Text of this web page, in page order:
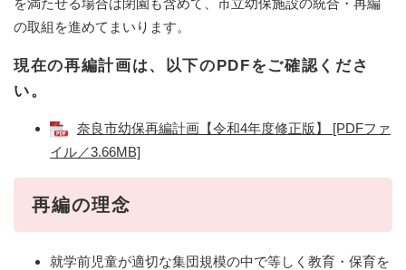
の取組を進めてまいります。
現在の再編計画は、以下のPDFをご確認くださ
い。
奈良市幼保再編計画【令和4年度修正版】 [PDFファ
イル／3.66MB]
再編の理念
就学前児童が適切な集団規模の中で等しく教育・保育を